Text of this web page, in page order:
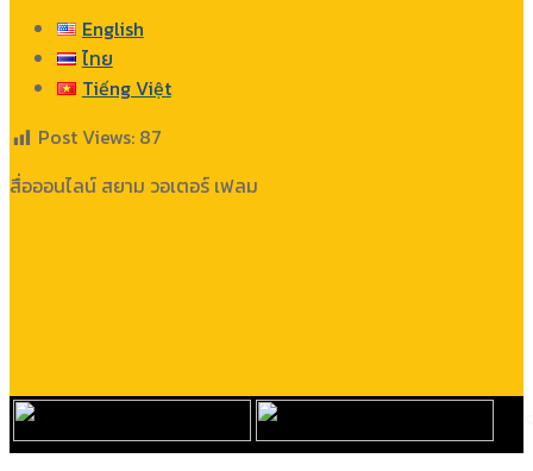
English
ไทย
Tiếng Việt
Post Views: 87
สื่อออนไลน์ สยาม วอเตอร์ เฟลม